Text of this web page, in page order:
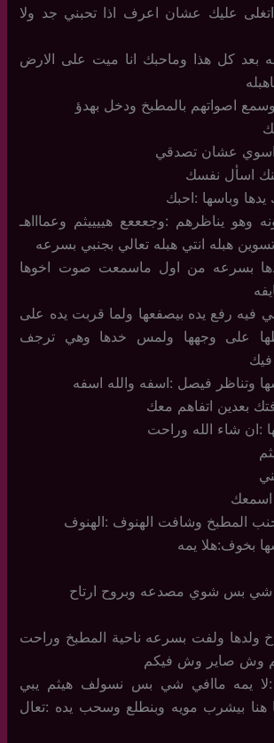
عليك عشان اعرف اذا تحبني جد ولا
بعد كل هذا وماحبك انا ميت على الارض
اصواتهم بالمطبخ ودخل بهدؤ
عشان تصدقي
اسأل نفسك
وباسها :احبك
يناظرهم :وجعععع هييييثم وعماااهـ
هبله انتي هبله تعالي بجنبي بسرعه
بسرعه من اول ماسمعت صوت اخوها
فيه رفع يده بيصفعها ولما قربت يده على
على وجهها ولمس خدها وهي ترجف
وتناظر فيصل :اسفه والله اسفه
بعدين اتفاهم معك
:ان شاء الله وراحت
المطبخ وشافت الهنوف :الهنوف
بخوف:هلا يمه
شي بس شوي مصدعه وبروح ارتاح
ولفت بسرعه ناحية المطبخ وراحت
وش صاير وش فيكم
يمه ماافي شي بس نسولف هيثم يبي
هنا بيشرب مويه وبنطلع وسحب يده :تعال